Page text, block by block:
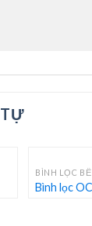
BÌNH LỌC
Bình lọc